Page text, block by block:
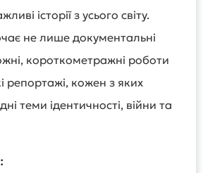
історії з усього світу.
не лише документальні
короткометражні роботи
репортажі, кожен з яких
теми ідентичності, війни та